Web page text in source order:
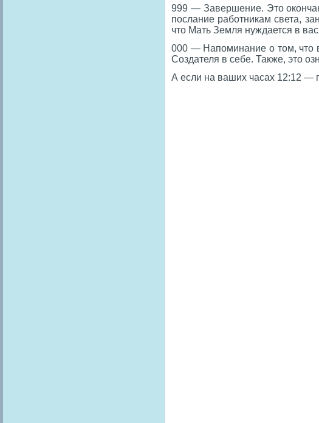
999 — Завершение. Это
послание работникам света,
что Мать Земля нуждается в
000 — Напоминание о том, что
Создателя в себе. Также, это
А если на ваших часах 12:12 —